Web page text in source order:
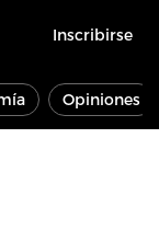
Inscribirse
Opiniones